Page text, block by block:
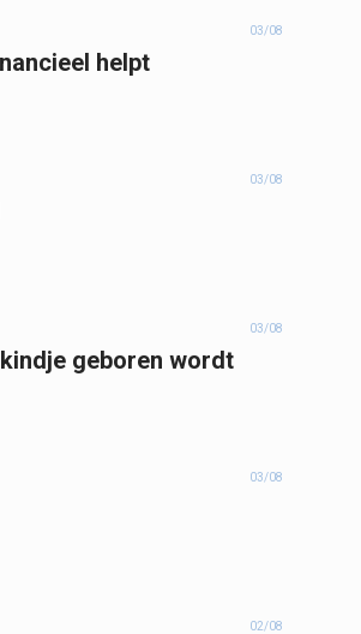
03/08
helpt
03/08
03/08
geboren wordt
03/08
02/08